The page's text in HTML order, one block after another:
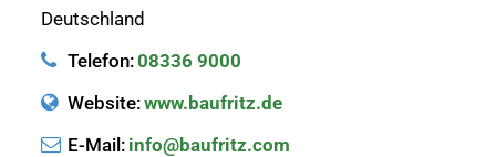
Deutschland
Telefon:08336 9000
Website:www.baufritz.de
E-Mail: info@baufritz.com